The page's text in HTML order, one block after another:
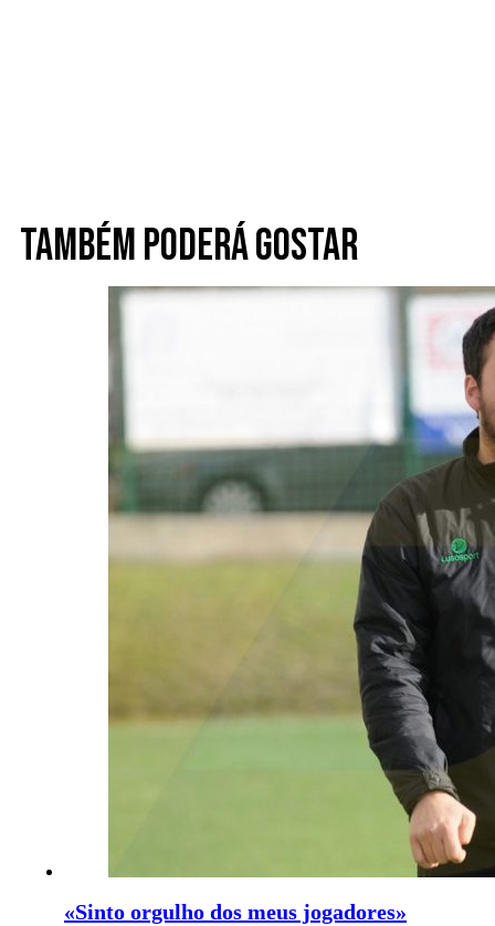
Também poderá gostar
«Sinto orgulho dos meus jogadores»